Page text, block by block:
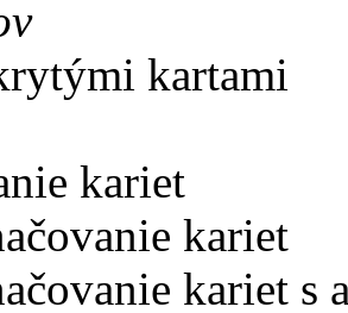
kartami
kariet
kariet
kariet s